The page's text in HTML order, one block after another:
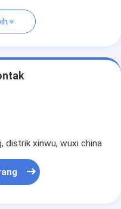
distrik xinwu, wuxi china